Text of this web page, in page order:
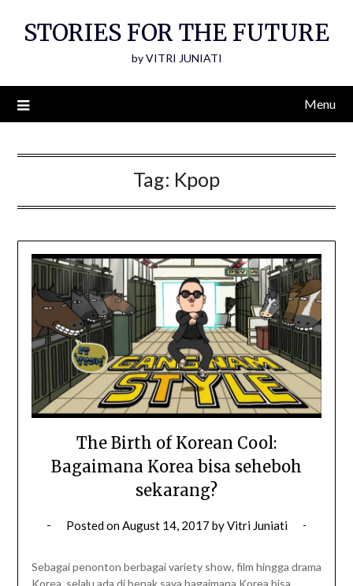
STORIES FOR THE FUTURE
by VITRI JUNIATI
Menu
Tag: Kpop
The Birth of Korean Cool:
Bagaimana Korea bisa seheboh
sekarang?
Posted onAugust 14, 2017 byVitri Juniati
Sebagai penonton berbagai variety show, film hingga drama
Korea, selalu ada di benak saya bagaimana Korea bisa